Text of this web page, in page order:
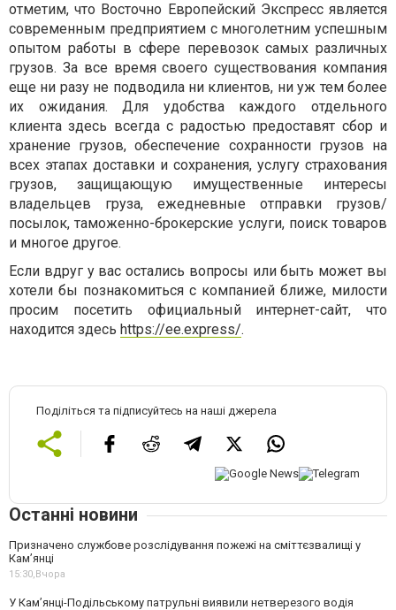
отметим, что Восточно Европейский Экспресс является
современным предприятием с многолетним успешным
опытом работы в сфере перевозок самых различных
грузов. За все время своего существования компания
еще ни разу не подводила ни клиентов, ни уж тем более
их ожидания. Для удобства каждого отдельного
клиента здесь всегда с радостью предоставят сбор и
хранение грузов, обеспечение сохранности грузов на
всех этапах доставки и сохранения, услугу страхования
грузов, защищающую имущественные интересы
владельцев груза, ежедневные отправки грузов/
посылок, таможенно-брокерские услуги, поиск товаров
и многое другое.
Если вдруг у вас остались вопросы или быть может вы
хотели бы познакомиться с компанией ближе, милости
просим посетить официальный интернет-сайт, что
находится здесь https://ee.express/.
Поділіться та підписуйтесь на наші джерела
Останні новини
Призначено службове розслідування пожежі на сміттєзвалищі у
Кам’янці
15:30,Вчора
У Кам’янці-Подільському патрульні виявили нетверезого водія